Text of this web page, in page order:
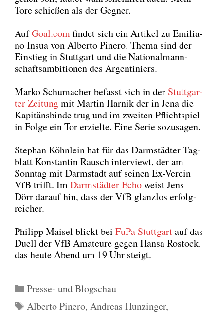
Tore schie­ßen als der Geg­ner.
AufGoal.comfin­det sich ein Arti­kel zu Emi­lia­
no Insua von Alber­to Pine­ro. The­ma sind der
Ein­stieg in Stutt­gart und die Natio­nal­mann­
schafts­am­bi­tio­nen des Argen­ti­ni­ers.
Mar­ko Schu­ma­cher befasst sich in der Stutt­gar­
ter Zei­tungmit Mar­tin Har­nik der in Jena die
Kapi­täns­bin­de trug und im zwei­ten Pflicht­spiel
in Fol­ge ein Tor erziel­te. Eine Serie sozu­sa­gen.
Ste­phan Köhn­lein hat für das Darm­städ­ter Tag­
blatt Kon­stan­tin Rausch inter­viewt, der am
Sonn­tag mit Darm­stadt auf sei­nen Ex-Ver­ein
VfB trifft. ImDarm­städ­ter Echoweist Jens
Dörr dar­auf hin, dass der VfB glanz­los erfolg­
rei­cher.
Phil­ipp Mais­el blickt bei FuPa Stutt­gartauf das
Duell der VfB Ama­teu­re gegen Han­sa Ros­tock,
das heu­te Abend um 19 Uhr steigt.
Kategorien
Presse- und Blogschau
Schlagwörter
Alberto Pinero, Andreas Hunzinger,